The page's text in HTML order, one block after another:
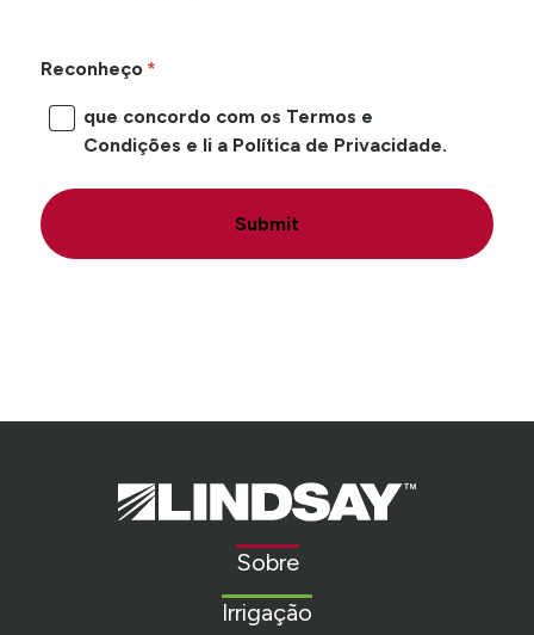
Reconheço
que concordo com os Termos e
Condições e li a Política de Privacidade.
Submit
Lindsay.
Link
Sobre
Irrigação